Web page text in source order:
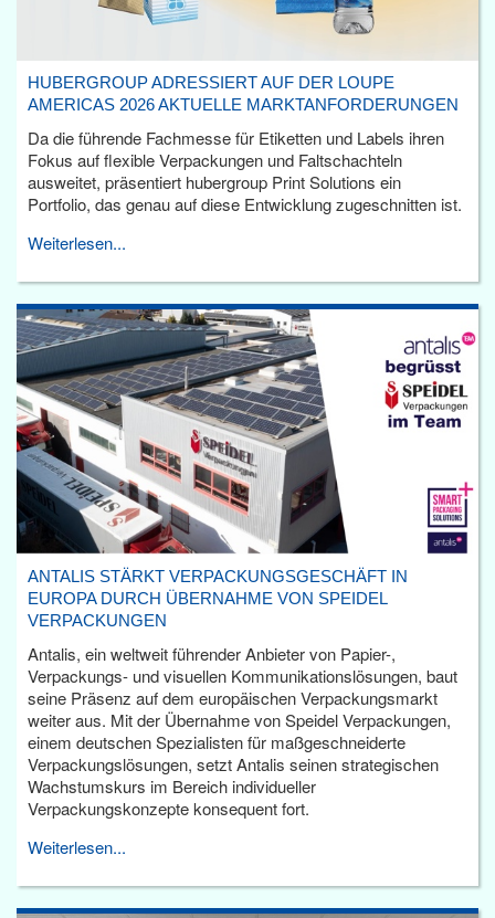
HUBERGROUP ADRESSIERT AUF DER LOUPE
AMERICAS 2026 AKTUELLE MARKTANFORDERUNGEN
Da die führende Fachmesse für Etiketten und Labels ihren
Fokus auf flexible Verpackungen und Faltschachteln
ausweitet, präsentiert hubergroup Print Solutions ein
Portfolio, das genau auf diese Entwicklung zugeschnitten ist.
Weiterlesen...
ANTALIS STÄRKT VERPACKUNGSGESCHÄFT IN
EUROPA DURCH ÜBERNAHME VON SPEIDEL
VERPACKUNGEN
Antalis, ein weltweit führender Anbieter von Papier-,
Verpackungs- und visuellen Kommunikationslösungen, baut
seine Präsenz auf dem europäischen Verpackungsmarkt
weiter aus. Mit der Übernahme von Speidel Verpackungen,
einem deutschen Spezialisten für maßgeschneiderte
Verpackungslösungen, setzt Antalis seinen strategischen
Wachstumskurs im Bereich individueller
Verpackungskonzepte konsequent fort.
Weiterlesen...